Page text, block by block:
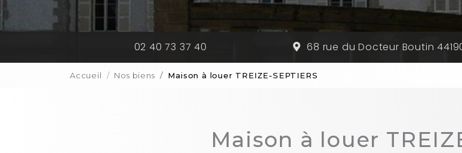
02 40 73 37 40 68 rue du Docteur Boutin 44190
Accueil Nos biens Maison à louer TREIZE-SEPTIERS
Maison à louer